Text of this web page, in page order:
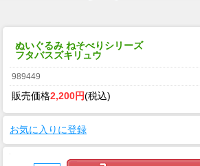
ぬいぐるみ ねそべりシリーズ
フタバスズキリュウ
989449
販売価格2,200円(税込)
お気に入りに登録